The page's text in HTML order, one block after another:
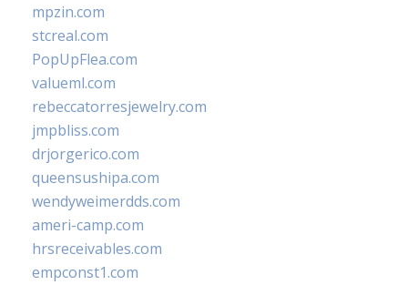
mpzin.com
stcreal.com
PopUpFlea.com
valueml.com
rebeccatorresjewelry.com
jmpbliss.com
drjorgerico.com
queensushipa.com
wendyweimerdds.com
ameri-camp.com
hrsreceivables.com
empconst1.com